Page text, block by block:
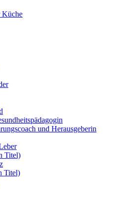
Küche
und Herausgeberin
Titel)
Titel)